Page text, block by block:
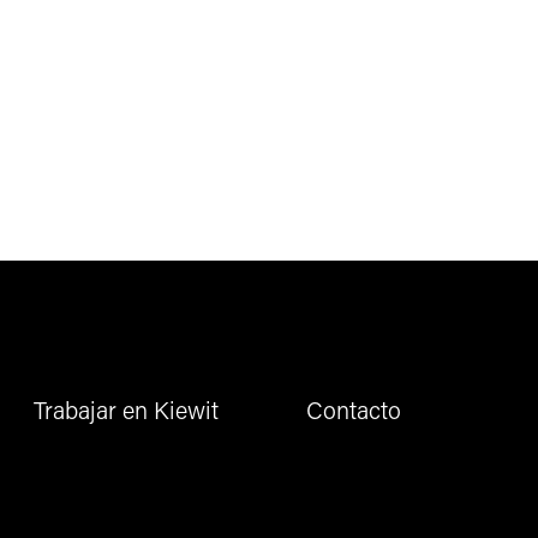
Trabajar en Kiewit Contacto